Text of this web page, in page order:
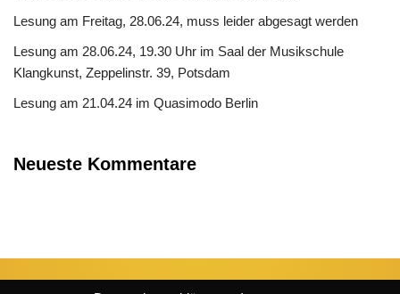
Lesung am Freitag, 28.06.24, muss leider abgesagt werden
Lesung am 28.06.24, 19.30 Uhr im Saal der Musikschule
Klangkunst, Zeppelinstr. 39, Potsdam
Lesung am 21.04.24 im Quasimodo Berlin
Neueste Kommentare